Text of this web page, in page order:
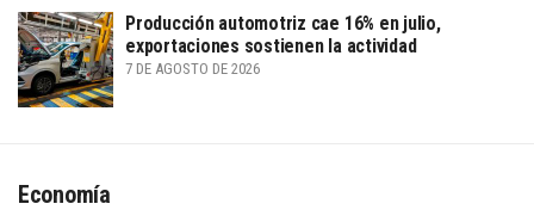
Producción automotriz cae 16% en julio,
exportaciones sostienen la actividad
7 DE AGOSTO DE 2026
Economía